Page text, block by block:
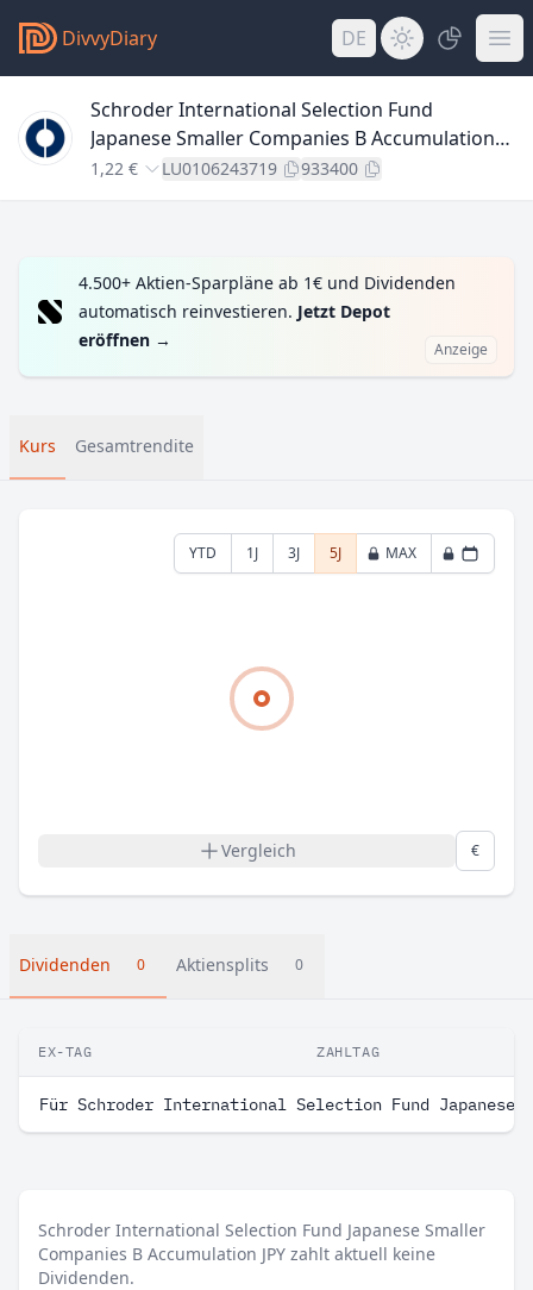
DivvyDiary DE
Schroder International Selection Fund
Japanese Smaller Companies B Accumulation
JPY
1,22 € LU0106243719 933400
4.500+ Aktien-Sparpläne ab 1€ und Dividenden
automatisch reinvestieren. Jetzt Depot
eröffnen → Anzeige
Kurs Gesamtrendite
YTD 1J 3J 5J MAX
Vergleich €
Dividenden 0 Aktiensplits 0
EX-TAG ZAHLTAG
Für Schroder International Selection Fund Japanese
Schroder International Selection Fund Japanese Smaller
Companies B Accumulation JPY zahlt aktuell keine
Dividenden.